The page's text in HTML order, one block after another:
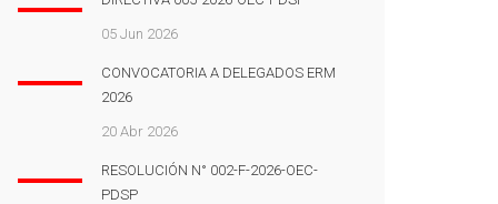
05 Jun 2026
CONVOCATORIA A DELEGADOS ERM
2026
20 Abr 2026
RESOLUCIÓN N° 002-F-2026-OEC-
PDSP